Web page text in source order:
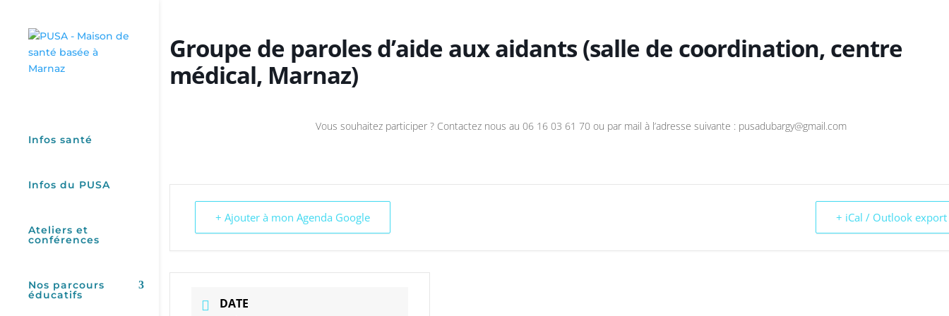
Infos santé
Infos du PUSA
Ateliers et
conférences
Nos parcours
éducatifs
Groupe de paroles d’aide aux aidants (salle de coordination, centre
médical, Marnaz)
Vous souhaitez participer ? Contactez nous au 06 16 03 61 70 ou par mail à l’adresse suivante : pusadubargy@gmail.com
+ Ajouter à mon Agenda Google + iCal / Outlook export
DATE